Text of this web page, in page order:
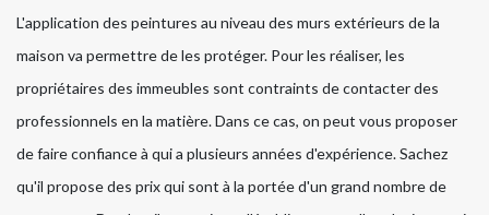
L'application des peintures au niveau des murs extérieurs de la
maison va permettre de les protéger. Pour les réaliser, les
propriétaires des immeubles sont contraints de contacter des
professionnels en la matière. Dans ce cas, on peut vous proposer
de faire confiance à qui a plusieurs années d'expérience. Sachez
qu'il propose des prix qui sont à la portée d'un grand nombre de